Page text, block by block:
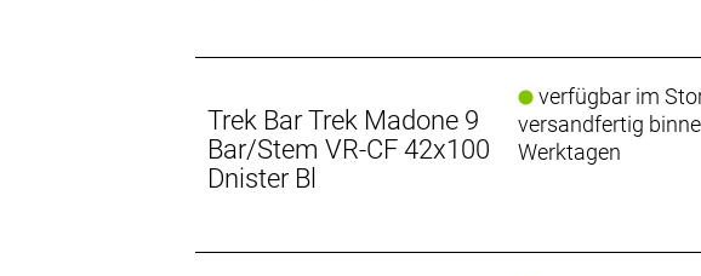
Trek Bar Trek Madone 9
Bar/Stem VR-CF 42x100
Dnister Bl
verfügbar im
versandfertig
Werktagen